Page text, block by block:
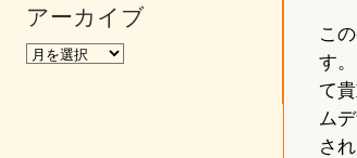
アーカイブ
こ
す
て
ム
され